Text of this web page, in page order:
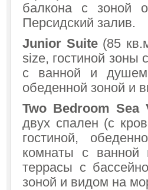
балкона с зоной
Персидский залив.
Junior Suite (85
size, гостиной зоны
с ванной и
обеденной зоной и
Two Bedroom Sea
двух спален (с
гостиной,
комнаты с
террасы с
зоной и видом на